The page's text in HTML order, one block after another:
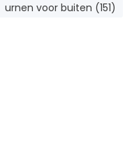
van kristalglas en met de
urnen voor buiten (151)